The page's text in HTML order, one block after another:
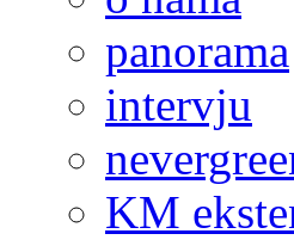
panorama
intervju
KM